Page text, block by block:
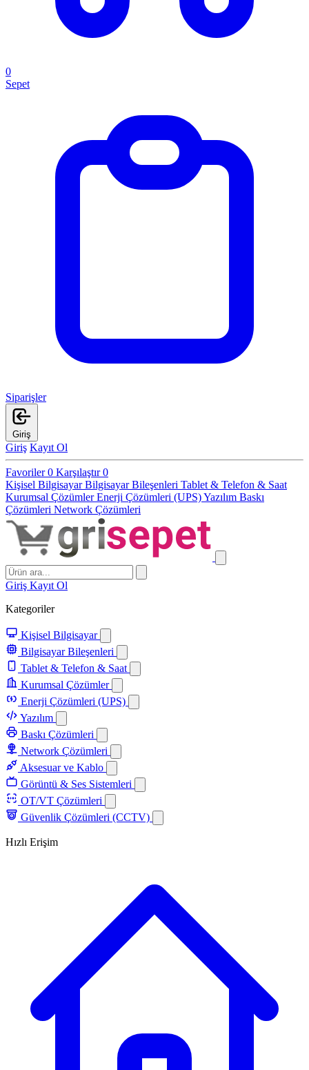
0
Sepet
Siparişler
Giriş
Giriş Kayıt Ol
Favoriler0 Karşılaştır0
Kişisel BilgisayarBilgisayar Bileşenleri Tablet & Telefon & Saat
Kurumsal ÇözümlerEnerji Çözümleri (UPS)Yazılım Baskı
Çözümleri Network Çözümleri
Giriş Kayıt Ol
Kategoriler
Kişisel Bilgisayar
Bilgisayar Bileşenleri
Tablet & Telefon & Saat
Kurumsal Çözümler
Enerji Çözümleri (UPS)
Yazılım
Baskı Çözümleri
Network Çözümleri
Aksesuar ve Kablo
Görüntü & Ses Sistemleri
OT/VT Çözümleri
Güvenlik Çözümleri (CCTV)
Hızlı Erişim